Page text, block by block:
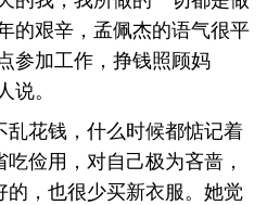
的艰辛，孟佩杰的语气很平
参加工作，挣钱照顾妈
。
花钱，什么时候都惦记着
俭用，对自己极为吝啬，
，也很少买新衣服。她觉